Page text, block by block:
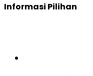
Informasi Pilihan